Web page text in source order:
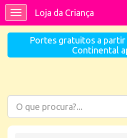
ToggleLoja da Criança
Portes gratuitos a
Continental